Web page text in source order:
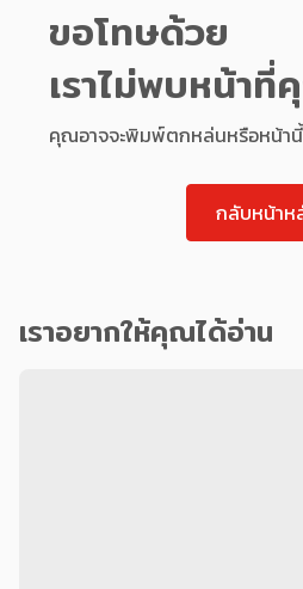
ขอโทษด้วย
เราไม่พบหน้า
คุณอาจจะพิมพ์ตกหล่นหรือหน้า
กลับหน้าห
เราอยากให้คุณได้อ่าน